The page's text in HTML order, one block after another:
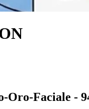
Oro-Faciale -